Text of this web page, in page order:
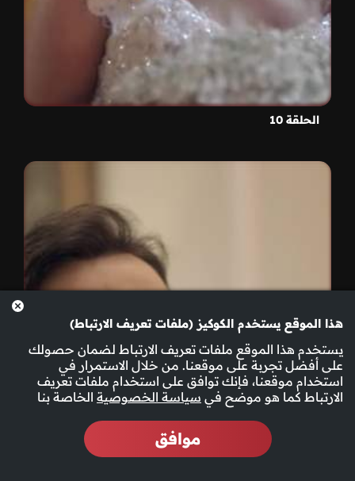
الحلقة 10
هذا الموقع يستخدم الكوكيز (ملفات تعريف الارتباط)
يستخدم هذا الموقع ملفات تعريف الارتباط لضمان حصولك
على أفضل تجربة على موقعنا. من خلال الاستمرار في
استخدام موقعنا، فإنك توافق على استخدام ملفات تعريف
الارتباط كما هو موضح في سياسة الخصوصية الخاصة بنا
موافق